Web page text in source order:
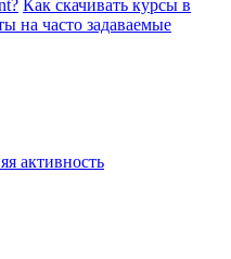
Как скачивать курсы в
на часто задаваемые
активность